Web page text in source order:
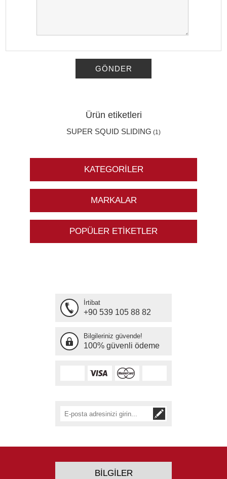
GÖNDER
Ürün etiketleri
SUPER SQUID SLIDING (1)
KATEGORILER
MARKALAR
POPÜLER ETIKETLER
İrtibat
+90 539 105 88 82
Bilgileriniz güvende!
100% güvenli ödeme
BILGILER